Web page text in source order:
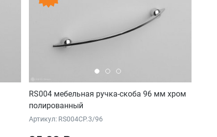
RS004 мебельная ручка-скоба 96 мм хром
полированный
Артикул: RS004CP.3/96